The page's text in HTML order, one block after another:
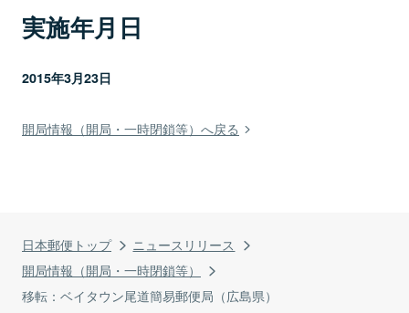
日本郵便トップ
ニュースリリース
開局情報（開局・一時閉鎖等）
移転：ベイタウン尾道簡易郵便局（広島県）
実施年月日
2015年3月23日
開局情報（開局・一時閉鎖等）へ戻る